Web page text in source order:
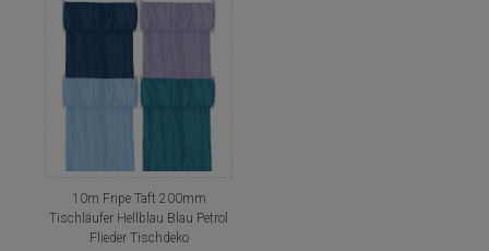
10m Fripe Taft 200mm
Tischläufer Hellblau Blau Petrol
Flieder Tischdeko